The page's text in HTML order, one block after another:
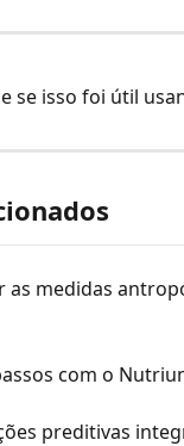
se isso foi útil
as medidas
com o
preditivas